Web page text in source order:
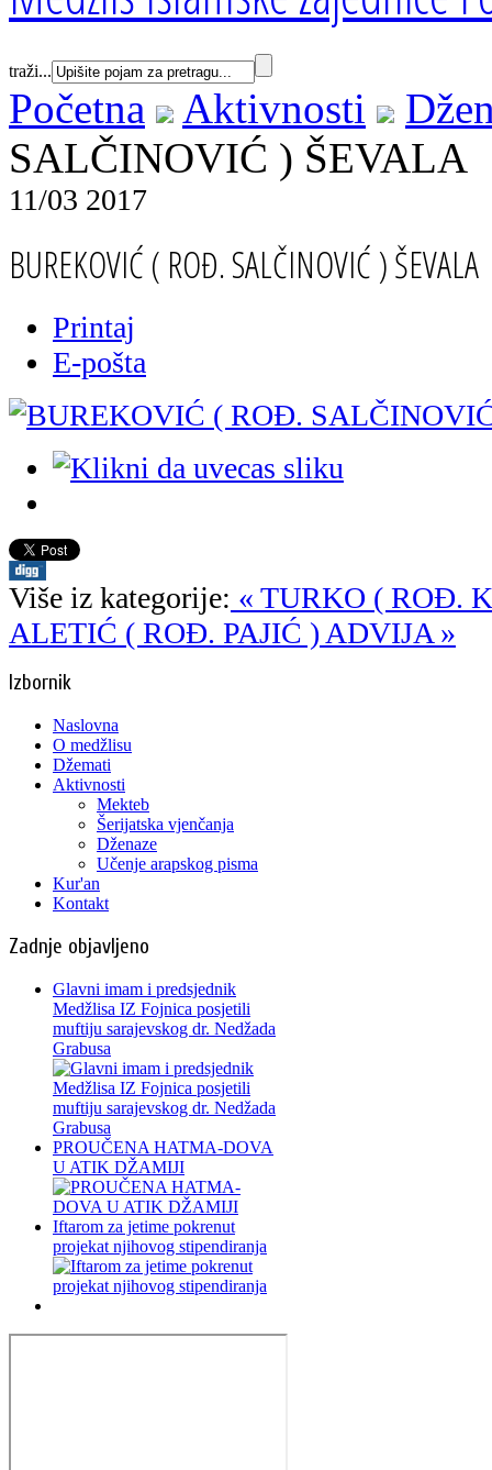
traži...
Početna Aktivnosti
SALČINOVIĆ ) ŠEVALA
11/03 2017
BUREKOVIĆ ( ROĐ. SALČINOVIĆ ) ŠEVALA
Printaj
E-pošta
Više iz kategorije: « TURKO ( ROĐ.
ALETIĆ ( ROĐ. PAJIĆ ) ADVIJA »
Izbornik
Naslovna
O medžlisu
Džemati
Aktivnosti
Mekteb
Šerijatska vjenčanja
Dženaze
Učenje arapskog pisma
Kur'an
Kontakt
Zadnje objavljeno
Glavni imam i predsjednik
Medžlisa IZ Fojnica posjetili
muftiju sarajevskog dr. Nedžada
Grabusa
PROUČENA HATMA-DOVA
U ATIK DŽAMIJI
Iftarom za jetime pokrenut
projekat njihovog stipendiranja